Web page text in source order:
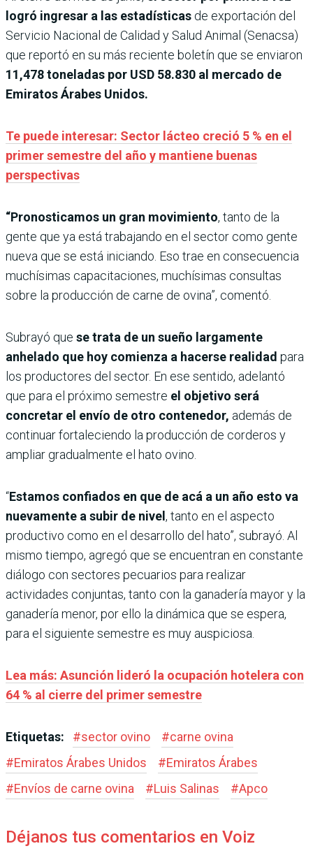
logró ingresar a las estadísticas de exportación del
Servicio Nacional de Calidad y Salud Animal (Senacsa)
que reportó en su más reciente boletín que se enviaron
11,478 toneladas por USD 58.830 al mercado de
Emiratos Árabes Unidos.
Te puede interesar: Sector lácteo creció 5 % en el
primer semestre del año y mantiene buenas
perspectivas
“Pronosticamos un gran movimiento, tanto de la
gente que ya está trabajando en el sector como gente
nueva que se está iniciando. Eso trae en consecuencia
muchísimas capacitaciones, muchísimas consultas
sobre la producción de carne de ovina”, comentó.
Subrayó que se trata de un sueño largamente
anhelado que hoy comienza a hacerse realidad para
los productores del sector. En ese sentido, adelantó
que para el próximo semestre el objetivo será
concretar el envío de otro contenedor, además de
continuar fortaleciendo la producción de corderos y
ampliar gradualmente el hato ovino.
“Estamos confiados en que de acá a un año esto va
nuevamente a subir de nivel, tanto en el aspecto
productivo como en el desarrollo del hato”, subrayó. Al
mismo tiempo, agregó que se encuentran en constante
diálogo con sectores pecuarios para realizar
actividades conjuntas, tanto con la ganadería mayor y la
ganadería menor, por ello la dinámica que se espera,
para el siguiente semestre es muy auspiciosa.
Lea más: Asunción lideró la ocupación hotelera con
64 % al cierre del primer semestre
Etiquetas: #sector ovino #carne ovina
#Emiratos Árabes Unidos #Emiratos Árabes
#Envíos de carne ovina #Luis Salinas #Apco
Déjanos tus comentarios en Voiz